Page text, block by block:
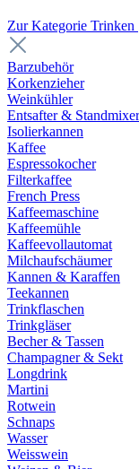
Zur Kategorie Trinken
Barzubehör
Korkenzieher
Weinkühler
Entsafter & Standmixer
Isolierkannen
Kaffee
Espressokocher
Filterkaffee
French Press
Kaffeemaschine
Kaffeemühle
Kaffeevollautomat
Milchaufschäumer
Kannen & Karaffen
Teekannen
Trinkflaschen
Trinkgläser
Becher & Tassen
Champagner & Sekt
Longdrink
Martini
Rotwein
Schnaps
Wasser
Weisswein